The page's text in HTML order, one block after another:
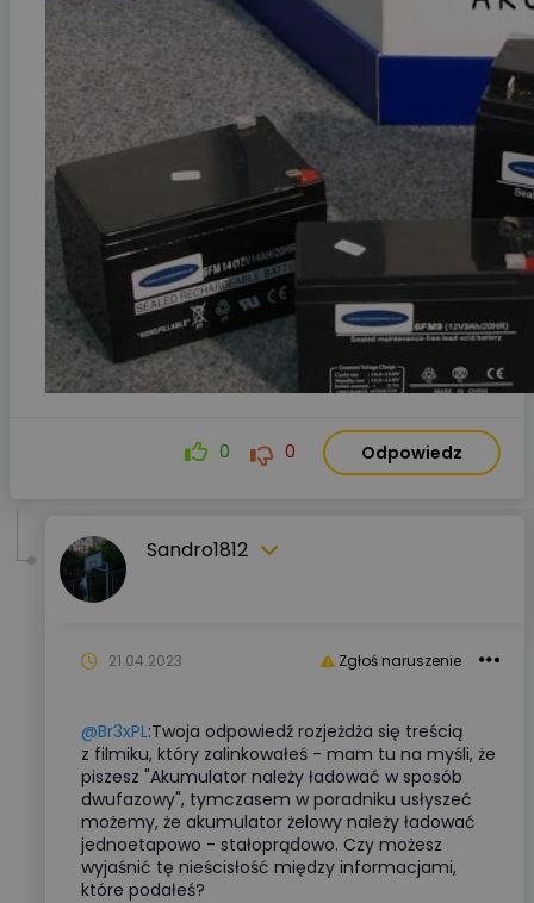
0 0 Odpowiedz
Sandro1812
Zgłoś naruszenie
21.04.2023
@Br3xPL:Twoja odpowiedź rozjeżdża się treścią
z filmiku, który zalinkowałeś - mam tu na myśli, że
piszesz "Akumulator należy ładować w sposób
dwufazowy", tymczasem w poradniku usłyszeć
możemy, że akumulator żelowy należy ładować
jednoetapowo - stałoprądowo. Czy możesz
wyjaśnić tę nieścisłość między informacjami,
które podałeś?